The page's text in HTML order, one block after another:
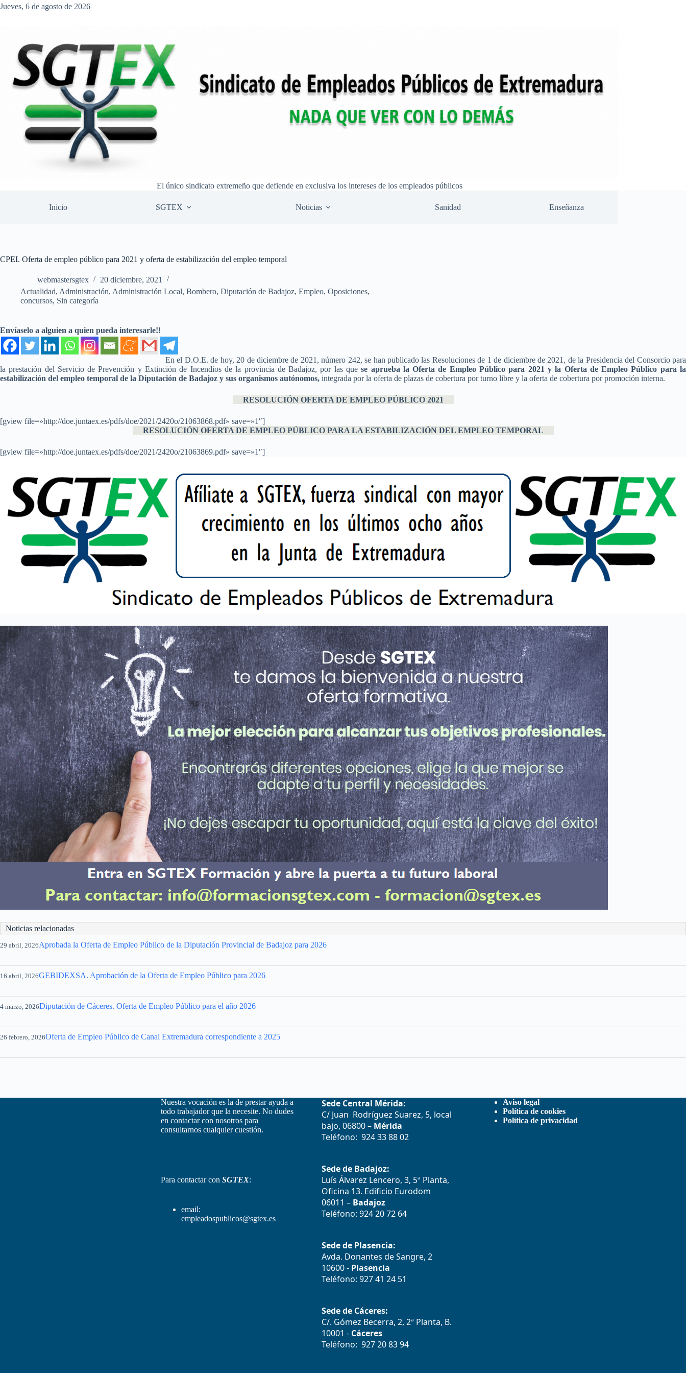
Saltar
Jueves, 6 de agosto de 2026
El único sindicato extremeño que defiende en exclusiva los intereses de los empleados públicos
Inicio SGTEX Noticias Sanidad Enseñanza
CPEI. Oferta de empleo público para 2021 y oferta de estabilización del empleo temporal
webmastersgtex
20 diciembre, 2021
Actualidad, Administración, Administración Local, Bombero, Diputación de Badajoz, Empleo, Oposiciones,
concursos, Sin categoría
Envíaselo a alguien a quien pueda interesarle!!
En el D.O.E. de hoy, 20 de diciembre de 2021, número 242, se han publicado las Resoluciones de 1 de diciembre de 2021, de la Presidencia del Consorcio para
la prestación del Servicio de Prevención y Extinción de Incendios de la provincia de Badajoz, por las quese aprueba la Oferta de Empleo Público para 2021 y la Oferta de Empleo Público para la
estabilización del empleo temporal de la Diputación de Badajoz y sus organismos autónomos, integrada por la oferta de plazas de cobertura por turno libre y la oferta de cobertura por promoción interna.
RESOLUCIÓN OFERTA DE EMPLEO PÚBLICO 2021
[gview file=»http://doe.juntaex.es/pdfs/doe/2021/2420o/21063868.pdf» save=»1″]
RESOLUCIÓN OFERTA DE EMPLEO PÚBLICO PARA LA ESTABILIZACIÓN DEL EMPLEO TEMPORAL
[gview file=»http://doe.juntaex.es/pdfs/doe/2021/2420o/21063869.pdf» save=»1″]
Noticias relacionadas
29 abril, 2026Aprobada la Oferta de Empleo Público de la Diputación Provincial de Badajoz para 2026
16 abril, 2026GEBIDEXSA. Aprobación de la Oferta de Empleo Público para 2026
4 marzo, 2026Diputación de Cáceres. Oferta de Empleo Público para el año 2026
26 febrero, 2026Oferta de Empleo Público de Canal Extremadura correspondiente a 2025
Nuestra vocación es la de prestar ayuda a
todo trabajador que la necesite. No dudes
en contactar con nosotros para
consultarnos cualquier cuestión.
Para contactar con SGTEX:
email:
empleadospublicos@sgtex.es
Sede Central Mérida:
C/ Juan Rodríguez Suarez, 5, local
bajo, 06800 – Mérida
Teléfono: 924 33 88 02
Sede de Badajoz:
Luís Álvarez Lencero, 3, 5ª Planta,
Oficina 13. Edificio Eurodom
06011 – Badajoz
Teléfono: 924 20 72 64
Sede de Plasencia:
Avda. Donantes de Sangre, 2
10600 -Plasencia
Teléfono: 927 41 24 51
Sede de Cáceres:
C/. Gómez Becerra, 2, 2ª Planta, B.
10001 -Cáceres
Teléfono: 927 20 83 94
Aviso legal
Política de cookies
Política de privacidad